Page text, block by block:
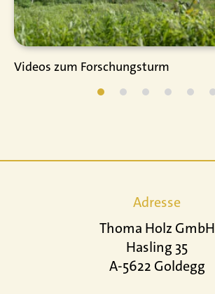
Videos zum Forschungsturm
Adresse
Thoma Holz GmbH
Hasling 35
A-5622 Goldegg